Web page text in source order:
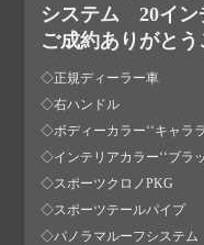
システム 20イン
ご成約ありがと
◇正規ディーラー車
◇右ハンドル
◇ボディーカラー‘‘キャラ
◇インテリアカラー‘‘ブラ
◇スポーツクロノPKG
◇スポーツテールパイプ
◇パノラマルーフシステム